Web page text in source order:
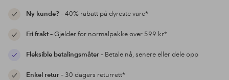
Ny kunde?– 40% rabatt på dyreste vare*
Fri frakt– Gjelder for normalpakke over 599 kr*
Fleksible betalingsmåter– Betale nå, senere eller dele opp
Enkel retur– 30 dagers returrett*